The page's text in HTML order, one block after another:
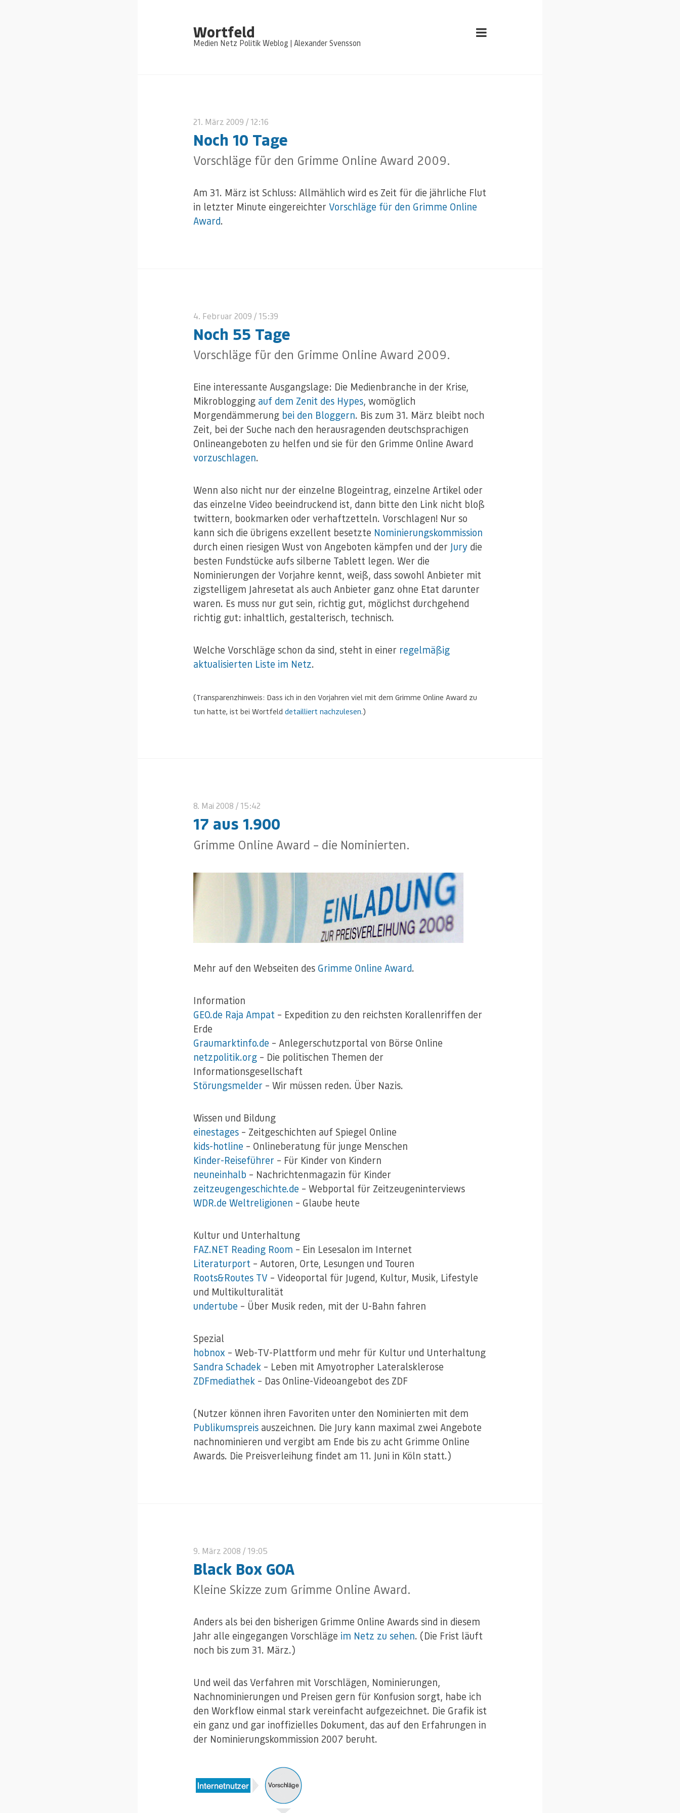
Wortfeld
Medien Netz Politik Weblog | Alexander Svensson
21. März 2009 / 12:16
Noch 10 Tage
Vorschläge für den Grimme Online Award 2009.
Am 31. März ist Schluss: Allmählich wird es Zeit für die jährliche Flut
in letzter Minute eingereichter Vorschläge für den Grimme Online
Award.
4. Februar 2009 / 15:39
Noch 55 Tage
Vorschläge für den Grimme Online Award 2009.
Eine interessante Ausgangslage: Die Medienbranche in der Krise,
Mikroblogging auf dem Zenit des Hypes, womöglich
Morgendämmerung bei den Bloggern. Bis zum 31. März bleibt noch
Zeit, bei der Suche nach den herausragenden deutschsprachigen
Onlineangeboten zu helfen und sie für den Grimme Online Award
vorzuschlagen.
Wenn also nicht nur der einzelne Blogeintrag, einzelne Artikel oder
das einzelne Video beeindruckend ist, dann bitte den Link nicht bloß
twittern, bookmarken oder verhaftzetteln. Vorschlagen! Nur so
kann sich die übrigens exzellent besetzte Nominierungskommission
durch einen riesigen Wust von Angeboten kämpfen und der Jury die
besten Fundstücke aufs silberne Tablett legen. Wer die
Nominierungen der Vorjahre kennt, weiß, dass sowohl Anbieter mit
zigstelligem Jahresetat als auch Anbieter ganz ohne Etat darunter
waren. Es muss nur gut sein, richtig gut, möglichst durchgehend
richtig gut: inhaltlich, gestalterisch, technisch.
Welche Vorschläge schon da sind, steht in einer regelmäßig
aktualisierten Liste im Netz.
(Transparenzhinweis: Dass ich in den Vorjahren viel mit dem Grimme Online Award zu
tun hatte, ist bei Wortfeld detailliert nachzulesen.)
8. Mai 2008 / 15:42
17 aus 1.900
Grimme Online Award – die Nominierten.
Mehr auf den Webseiten des Grimme Online Award.
Information
GEO.de Raja Ampat – Expedition zu den reichsten Korallenriffen der
Erde
Graumarktinfo.de – Anlegerschutzportal von Börse Online
netzpolitik.org – Die politischen Themen der
Informationsgesellschaft
Störungsmelder – Wir müssen reden. Über Nazis.
Wissen und Bildung
einestages – Zeitgeschichten auf Spiegel Online
kids-hotline – Onlineberatung für junge Menschen
Kinder-Reiseführer – Für Kinder von Kindern
neuneinhalb – Nachrichtenmagazin für Kinder
zeitzeugengeschichte.de – Webportal für Zeitzeugeninterviews
WDR.de Weltreligionen – Glaube heute
Kultur und Unterhaltung
FAZ.NET Reading Room – Ein Lesesalon im Internet
Literaturport – Autoren, Orte, Lesungen und Touren
Roots&Routes TV – Videoportal für Jugend, Kultur, Musik, Lifestyle
und Multikulturalität
undertube – Über Musik reden, mit der U-Bahn fahren
Spezial
hobnox – Web-TV-Plattform und mehr für Kultur und Unterhaltung
Sandra Schadek – Leben mit Amyotropher Lateralsklerose
ZDFmediathek – Das Online-Videoangebot des ZDF
(Nutzer können ihren Favoriten unter den Nominierten mit dem
Publikumspreis auszeichnen. Die Jury kann maximal zwei Angebote
nachnominieren und vergibt am Ende bis zu acht Grimme Online
Awards. Die Preisverleihung findet am 11. Juni in Köln statt.)
9. März 2008 / 19:05
Black Box GOA
Kleine Skizze zum Grimme Online Award.
Anders als bei den bisherigen Grimme Online Awards sind in diesem
Jahr alle eingegangen Vorschläge im Netz zu sehen. (Die Frist läuft
noch bis zum 31. März.)
Und weil das Verfahren mit Vorschlägen, Nominierungen,
Nachnominierungen und Preisen gern für Konfusion sorgt, habe ich
den Workflow einmal stark vereinfacht aufgezeichnet. Die Grafik ist
ein ganz und gar inoffizielles Dokument, das auf den Erfahrungen in
der Nominierungskommission 2007 beruht.